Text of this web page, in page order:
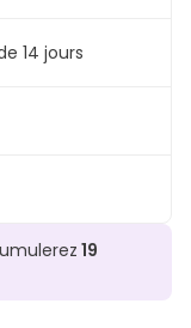
14 jours
19